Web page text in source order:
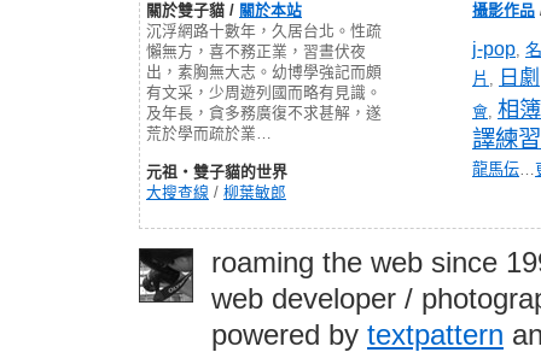
關於雙子貓 / 關於本站
沉浮網路十數年，久居台北。性疏
懶無方，喜不務正業，習晝伏夜
出，素胸無大志。幼博學強記而頗
有文采，少周遊列國而略有見識。
及年長，貪多務廣復不求甚解，遂
荒於學而疏於業…
元祖‧雙子貓的世界
大搜查線 / 柳葉敏郎
攝影作品
j-pop,
片 , 日劇
會, 相簿
譯練習
龍馬伝…
roaming the web since
web developer /
powered by textpattern